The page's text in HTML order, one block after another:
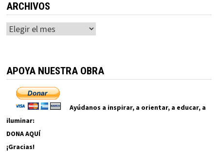
ARCHIVOS
Archivos
APOYA NUESTRA OBRA
Ayúdanos a inspirar, a orientar, a educar, a
iluminar:
DONA AQUÍ
¡Gracias!